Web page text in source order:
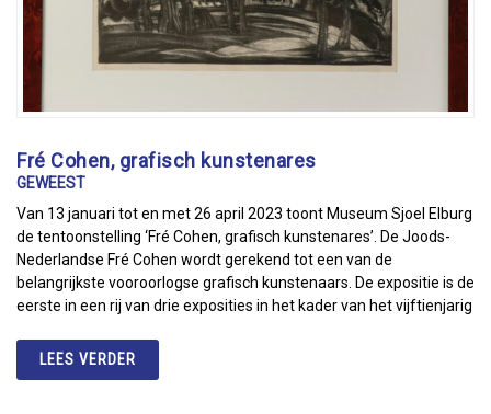
Fré Cohen, grafisch kunstenares
GEWEEST
Van 13 januari tot en met 26 april 2023 toont Museum Sjoel Elburg
de tentoonstelling ‘Fré Cohen, grafisch kunstenares’. De Joods-
Nederlandse Fré Cohen wordt gerekend tot een van de
belangrijkste vooroorlogse grafisch kunstenaars. De expositie is de
eerste in een rij van drie exposities in het kader van het vijftienjarig
LEES VERDER